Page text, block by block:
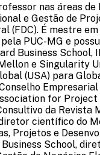
nas áreas de
e Gestão de
(FDC). É mestre
pela PUC-MG e
Business School,
e Singularity
(USA) para
for
da Revista
científico do
Projetos e
School,